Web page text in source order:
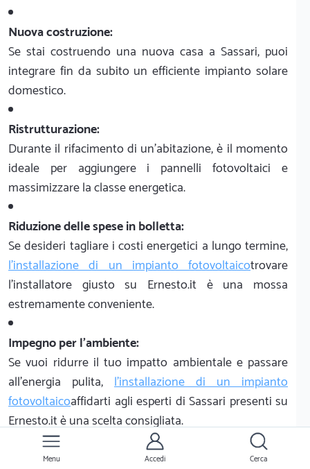
Nuova costruzione:
Se stai costruendo una nuova casa a Sassari, puoi
integrare fin da subito un efficiente impianto solare
domestico.
Ristrutturazione:
Durante il rifacimento di un'abitazione, è il momento
ideale per aggiungere i pannelli fotovoltaici e
massimizzare la classe energetica.
Riduzione delle spese in bolletta:
Se desideri tagliare i costi energetici a lungo termine,
l'installazione di un impianto fotovoltaicotrovare
l'installatore giusto su Ernesto.it è una mossa
estremamente conveniente.
Impegno per l'ambiente:
Se vuoi ridurre il tuo impatto ambientale e passare
all'energia pulita, l'installazione di un impianto
fotovoltaicoaffidarti agli esperti di Sassari presenti su
Ernesto.it è una scelta consigliata.
Nota: i prezzi esposti potrebbero variare in base a fattori limitanti, non
conteggiati o bisogni specifici. E' sempre consigliato richiedere un
Menu Accedi Cerca